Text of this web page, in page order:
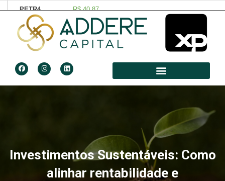
Investimentos Sustentáveis: Como
alinhar rentabilidade e